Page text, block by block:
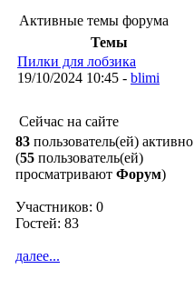
Активные темы форума
Темы
Пилки для лобзика
19/10/2024 10:45 - blimi
Сейчас на сайте
83 пользователь(ей) активно
(55 пользователь(ей)
просматривают Форум)
Участников: 0
Гостей: 83
далее...